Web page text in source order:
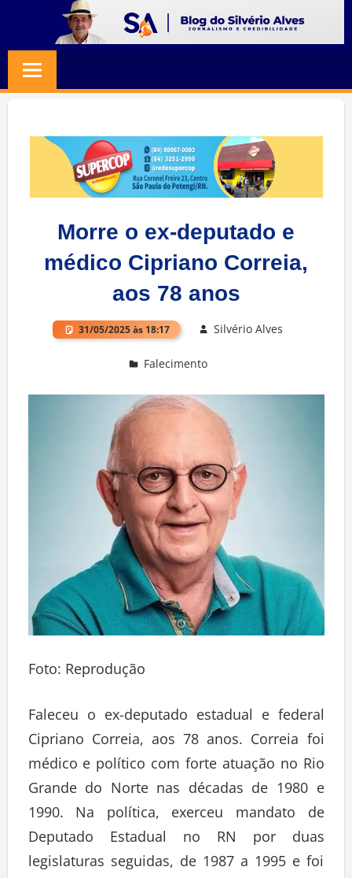
content
SILVERIO
ALVES
Jornalismo
Credibilidade
Morre o ex-deputado e
médico Cipriano Correia,
aos 78 anos
31/05/2025 às 18:17 Silvério Alves
Falecimento
Foto: Reprodução
Faleceu o ex-deputado estadual e federal
Cipriano Correia, aos 78 anos. Correia foi
médico e político com forte atuação no Rio
Grande do Norte nas décadas de 1980 e
1990. Na política, exerceu mandato de
Deputado Estadual no RN por duas
legislaturas seguidas, de 1987 a 1995 e foi